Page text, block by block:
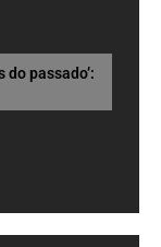
passado’: